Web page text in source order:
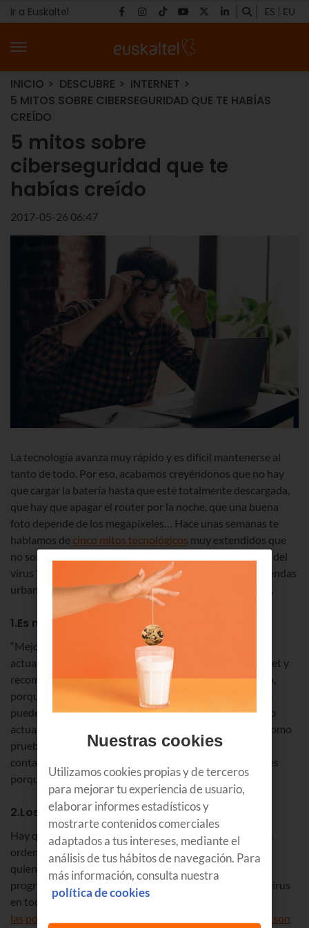
Ir a Euskaltel ES EU
INICIO DESCUBRE
INTERNET
5 MITOS SOBRE CIBERSEGURIDAD QUE TE HABÍAS
CREÍDO
5 mitos sobre
ciberseguridad que te
habías creído
2017-05-26 06:47
La tecnología avanza muy rápido y es difícil mantenerse al
tanto de todo. Por eso, acabamos creyéndonos que no hay
que cargar la batería hasta que esté totalmente descargada,
que hay que apagar el router por la noche, que una buena
foto depende de los megapíxeles… Hace unas semanas te
hablamos de cinco mitos tecnológicos muy extendidos que
no son del todo ciertos. Ahora que todo el mundo habla del
virus Wannacry
hemos decidido acabar con algunas leyendas
urbanas que pueden poner en peligro tu ciberseguridad.
1.Es mejor no actualizar Windows
“Mejor no actualices”. Cada vez que sale una nueva
actualización de Windows, hay quien se queja en internet y
recomienda no actualizar porque el equipo irá más lento,
porque la nueva versión tiene fallos… Y aunque siempre
puede fallar algo, la realidad es que las desventajas de no
actualizar suelen superar a las ventajas de no hacerlo. Como
prueba tenemos el reciente virus WannaCry, que ha
contaminado más de 300.000 ordenadores en 179 países
porque tenían versiones desactualizadas de Windows.
2.Los Mac y Linux no tienen virus
Hay quien adora los dispositivos de Apple y cree que los
ordenadores de la manzana son inmunes a los virus. O
quienes afirman Linux está creado por los mejores
programadores, y por eso no tiene virus. Falso, existen virus
en todos los sistemas. Los expertos estiman que
las posibilidades de sufrir un virus en un Mac o en Linux son
Nuestras cookies
Utilizamos cookies propias y de terceros
para mejorar tu experiencia de usuario,
elaborar informes estadísticos y
mostrarte contenidos comerciales
adaptados a tus intereses, mediante el
análisis de tus hábitos de navegación. Para
más información, consulta nuestra
política de cookies